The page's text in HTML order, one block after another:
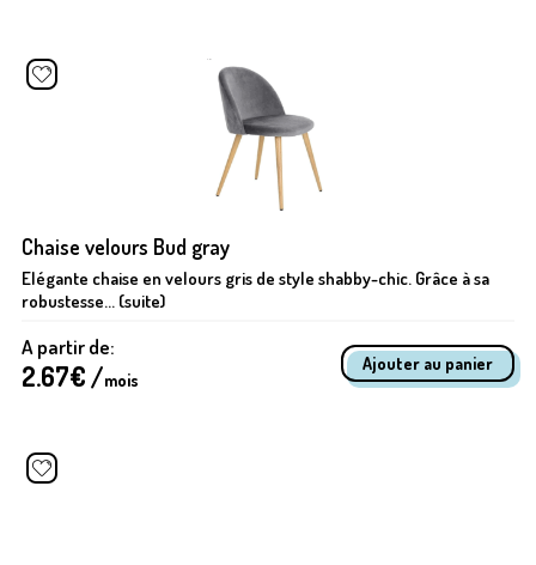
Chaise velours Bud gray
Elégante chaise en velours gris de style shabby-chic. Grâce à sa
robustesse... (suite)
A partir de:
2.67€ /mois